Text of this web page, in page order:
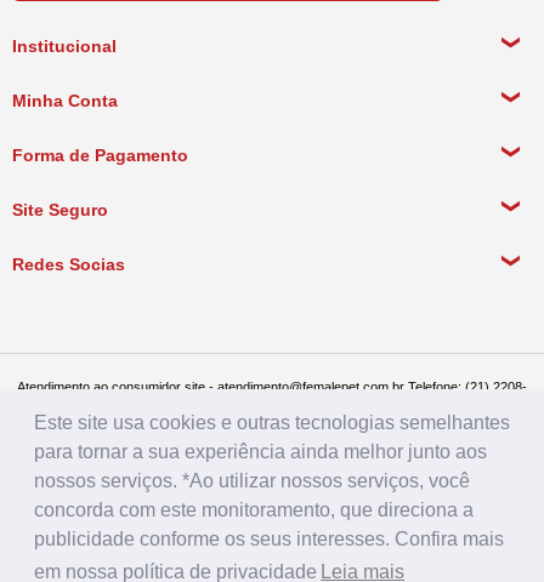
Institucional
Política de Pagamento
Política de Entrega
Minha Conta
Forma de Pagamento
Site Seguro
Redes Socias
Atendimento ao consumidor site - atendimento@femalepet.com.br Telefone: (21) 2208-
Televendas: (21) 2268-7748 ou (21) 97045-2996 Seg a sex de 8:30h às 19h e Sábados
de 8:30h às 14:30h
Female Pet - CNPJ: 17.292.888.0001/86 - Rua Conde de Bonfim 482, loja A, Tijuca, Rio
de Janeiro - RJ - CEP: 20520-054
Este site usa cookies e outras tecnologias semelhantes
para tornar a sua experiência ainda melhor junto aos
nossos serviços. *Ao utilizar nossos serviços, você
concorda com este monitoramento, que direciona a
publicidade conforme os seus interesses. Confira mais
em nossa política de privacidade Leia mais